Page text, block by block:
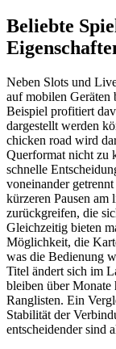
Beliebte
Neben Slots und
auf mobilen Geräten
Beispiel profitiert
dargestellt werden
chicken road wird
Querformat nicht zu
schnelle
voneinander
kürzeren Pausen
zurückgreifen, die
Gleichzeitig bieten
Möglichkeit, die
was die Bedienung
Titel ändert sich im
bleiben über Monate
Ranglisten. Ein
Stabilität der
entscheidender sind